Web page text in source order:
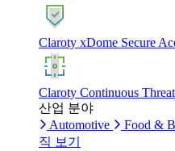
Claroty xDome Secure
Claroty Continuous
산업 분야
Automotive
Food &
직 보기